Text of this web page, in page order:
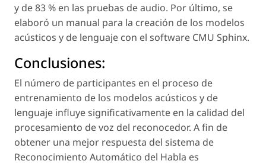
y de 83 % en las pruebas de audio. Por último, se
elaboró un manual para la creación de los modelos
acústicos y de lenguaje con el software CMU Sphinx.
Conclusiones:
El número de participantes en el proceso de
entrenamiento de los modelos acústicos y de
lenguaje influye significativamente en la calidad del
procesamiento de voz del reconocedor. A fin de
obtener una mejor respuesta del sistema de
Reconocimiento Automático del Habla es